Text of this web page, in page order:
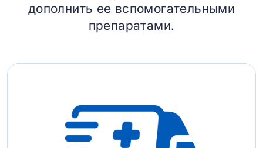
дополнить ее вспомогательными
препаратами.